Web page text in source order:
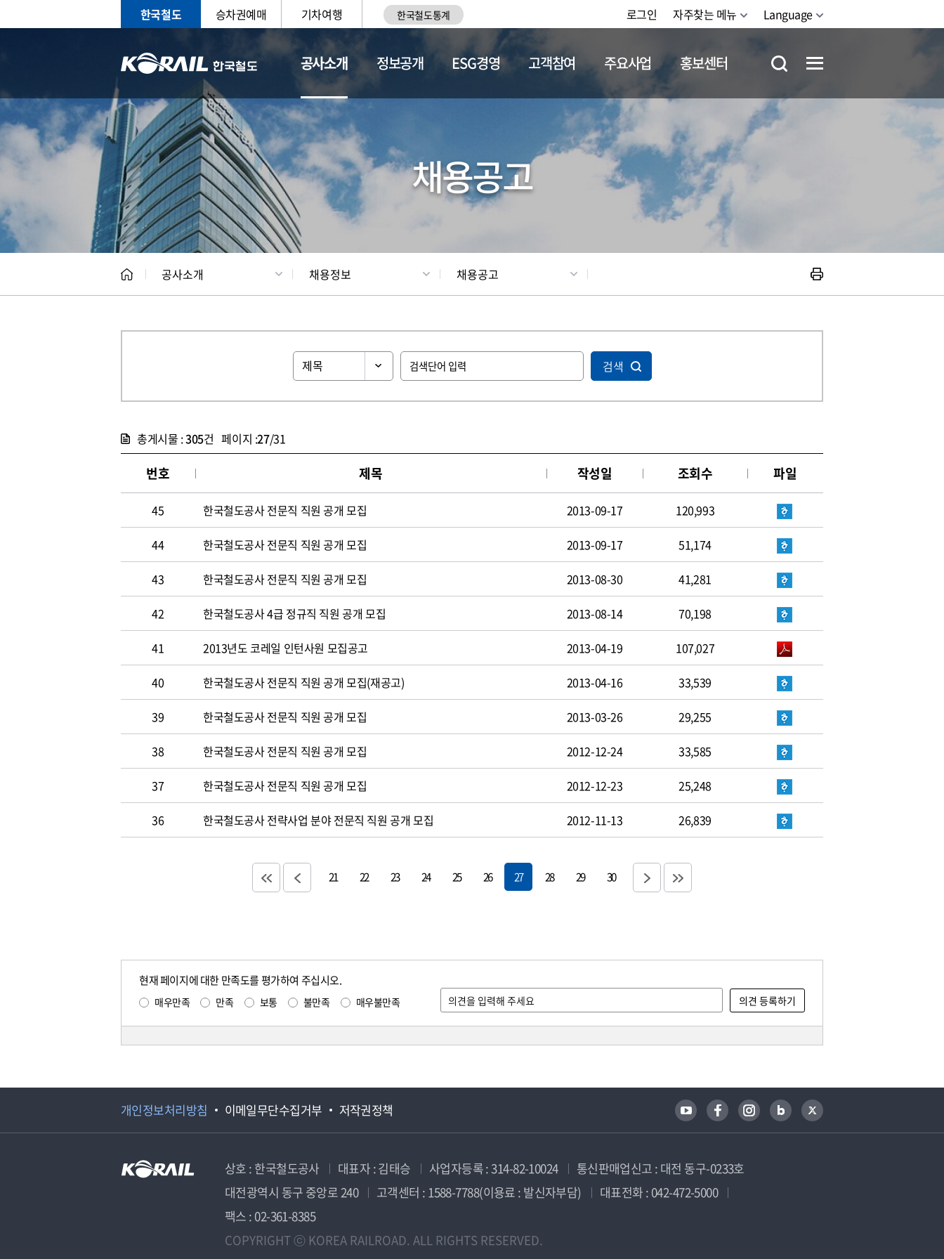
한국철도 승차권예매 기차여행 한국철도통계 로그인 자주찾는 메뉴 Language
공사소개
CEO 일반현황 채용정보
정보공개 ESG경영 고객참여 주요사업 홍보센터
채용공고
공사소개 채용정보 채용공고
검색
총게시물 :305건 페이지 :27/31
번호 제목 작성일 조회수 파일
45 한국철도공사 전문직 직원 공개 모집 2013-09-17 120,993
44 한국철도공사 전문직 직원 공개 모집 2013-09-17 51,174
43 한국철도공사 전문직 직원 공개 모집 2013-08-30 41,281
42 한국철도공사 4급 정규직 직원 공개 모집 2013-08-14 70,198
41 2013년도 코레일 인턴사원 모집공고 2013-04-19 107,027
40 한국철도공사 전문직 직원 공개 모집(재공고) 2013-04-16 33,539
39 한국철도공사 전문직 직원 공개 모집 2013-03-26 29,255
38 한국철도공사 전문직 직원 공개 모집 2012-12-24 33,585
37 한국철도공사 전문직 직원 공개 모집 2012-12-23 25,248
36 한국철도공사 전략사업 분야 전문직 직원 공개 모집 2012-11-13 26,839
21 22 23 24 25 26 27 28 29 30
현재 페이지에 대한 만족도를 평가하여 주십시오.
매우만족 만족 보통 불만족 매우불만족
개인정보처리방침 이메일무단수집거부 저작권정책
상호 : 한국철도공사 대표자 : 김태승 사업자등록 : 314-82-10024
통신판매업신고 : 대전 동구-0233호
대전광역시 동구 중앙로 240
고객센터 : 1588-7788(이용료 : 발신자부담)
대표전화 : 042-472-5000
팩스 : 02-361-8385
COPYRIGHT ⓒ KOREA RAILROAD. ALL RIGHTS RESERVED.